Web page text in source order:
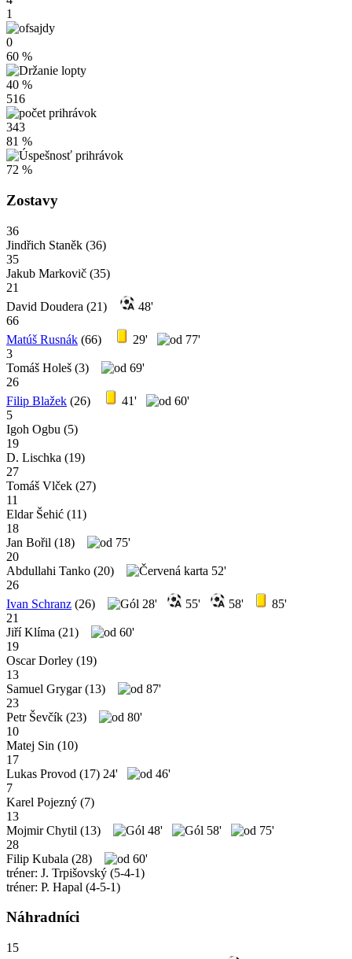
1
0
60 %
40 %
516
343
81 %
72 %
Zostavy
36
Jindřich Staněk (36)
35
Jakub Markovič (35)
21
David Doudera (21)
48'
66
Matúš Rusnák (66) 29'
77'
3
Tomáš Holeš (3)
69'
26
Filip Blažek (26) 41'
60'
5
Igoh Ogbu (5)
19
D. Lischka (19)
27
Tomáš Vlček (27)
11
Eldar Šehić (11)
18
Jan Bořil (18)
75'
20
Abdullahi Tanko (20)
52'
26
Ivan Schranz (26) 28' 55' 58'
85'
21
Jiří Klíma (21)
60'
19
Oscar Dorley (19)
13
Samuel Grygar(13)
87'
23
Petr Ševčík (23)
80'
10
Matej Sin (10)
17
Lukas Provod (17) 24'
46'
7
Karel Pojezný (7)
13
Mojmir Chytil (13) 48' 58'
75'
28
Filip Kubala (28)
60'
tréner: J. Trpišovský (5-4-1)
tréner: P. Hapal (4-5-1)
Náhradníci
15